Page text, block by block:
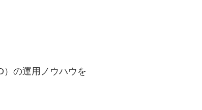
の運用ノウハウを